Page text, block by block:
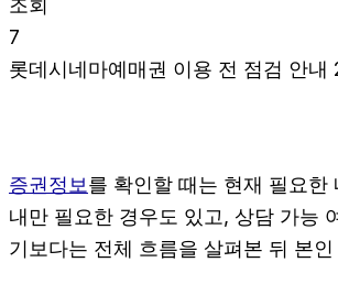
조회
7
롯데시네마예매권 이용 전 점검 안
증권정보를 확인할 때는 현재 필요
내만 필요한 경우도 있고, 상담 가능
기보다는 전체 흐름을 살펴본 뒤 본